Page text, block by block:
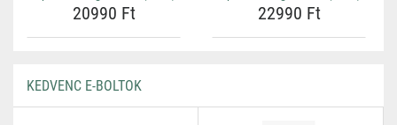
20990 Ft 22990 Ft
KEDVENC E-BOLTOK